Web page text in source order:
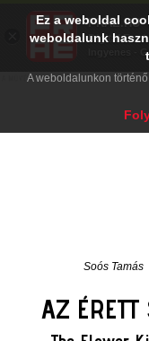
Soós Tamás
AZ
Ez a weboldal
weboldalunk
A weboldalunkon
PRAE.HU
Digital
Ingyenes -